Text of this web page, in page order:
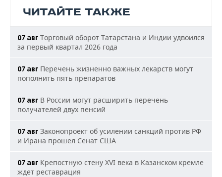
ЧИТАЙТЕ ТАКЖЕ
07 авг Торговый оборот Татарстана и Индии удвоился
за первый квартал 2026 года
07 авг Перечень жизненно важных лекарств могут
пополнить пять препаратов
07 авг В России могут расширить перечень
получателей двух пенсий
07 авг Законопроект об усилении санкций против РФ
и Ирана прошел Сенат США
07 авг Крепостную стену XVI века в Казанском кремле
ждет реставрация